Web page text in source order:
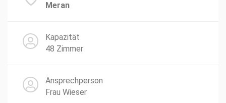
Meran
Kapazität
48 Zimmer
Ansprechperson
Frau Wieser